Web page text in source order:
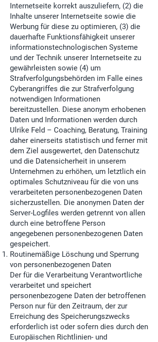
Internetseite korrekt auszuliefern, (2) die
Inhalte unserer Internetseite sowie die
Werbung für diese zu optimieren, (3) die
dauerhafte Funktionsfähigkeit unserer
informationstechnologischen Systeme
und der Technik unserer Internetseite zu
gewährleisten sowie (4) um
Strafverfolgungsbehörden im Falle eines
Cyberangriffes die zur Strafverfolgung
notwendigen Informationen
bereitzustellen. Diese anonym erhobenen
Daten und Informationen werden durch
Ulrike Feld – Coaching, Beratung, Training
daher einerseits statistisch und ferner mit
dem Ziel ausgewertet, den Datenschutz
und die Datensicherheit in unserem
Unternehmen zu erhöhen, um letztlich ein
optimales Schutzniveau für die von uns
verarbeiteten personenbezogenen Daten
sicherzustellen. Die anonymen Daten der
Server-Logfiles werden getrennt von allen
durch eine betroffene Person
angegebenen personenbezogenen Daten
gespeichert.
Routinemäßige Löschung und Sperrung
von personenbezogenen Daten
Der für die Verarbeitung Verantwortliche
verarbeitet und speichert
personenbezogene Daten der betroffenen
Person nur für den Zeitraum, der zur
Erreichung des Speicherungszwecks
erforderlich ist oder sofern dies durch den
Europäischen Richtlinien- und